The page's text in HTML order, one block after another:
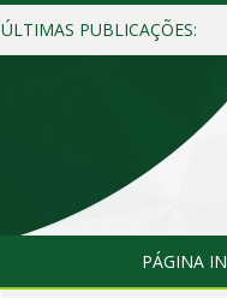
ÚLTIMAS PUBLICAÇÕES:
PÁGINA